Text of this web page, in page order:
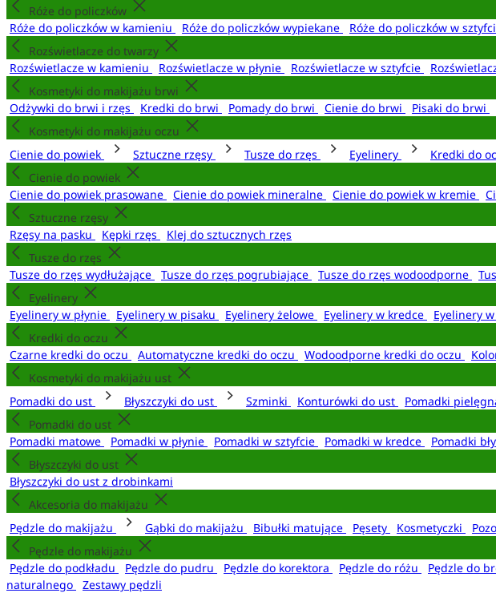
Róże do policzków
Róże do policzków w kamieniu
Róże do policzków wypiekane Róże do policzków w
Rozświetlacze do twarzy
Rozświetlacze w kamieniu
Rozświetlacze w płynie Rozświetlacze w sztyfcie
Kosmetyki do makijażu brwi
Odżywki do brwi i rzęs
Kredki do brwi Pomady do brwi Cienie do brwi Pisaki do brwi
Kosmetyki do makijażu oczu
Cienie do powiek
Sztuczne rzęsy Tusze do rzęs Eyelinery Kredki do
Cienie do powiek
Cienie do powiek prasowane
Cienie do powiek mineralne Cienie do powiek w kremie
Sztuczne rzęsy
Rzęsy na pasku
Kępki rzęs
Klej do sztucznych rzęs
Tusze do rzęs
Tusze do rzęs wydłużające
Tusze do rzęs pogrubiające Tusze do rzęs wodoodporne
Eyelinery
Eyelinery w płynie
Eyelinery w pisaku Eyelinery żelowe Eyelinery w kredce Eyelinery
Kredki do oczu
Czarne kredki do oczu
Automatyczne kredki do oczu Wodoodporne kredki do oczu
Kosmetyki do makijażu ust
Pomadki do ust
Błyszczyki do ust Szminki Konturówki do ust Pomadki
Pomadki do ust
Pomadki matowe
Pomadki w płynie Pomadki w sztyfcie Pomadki w kredce Pomadki
Błyszczyki do ust
Błyszczyki do ust z drobinkami
Akcesoria do makijażu
Pędzle do makijażu
Gąbki do makijażu Bibułki matujące Pęsety Kosmetyczki
Pędzle do makijażu
Pędzle do podkładu
Pędzle do pudru Pędzle do korektora Pędzle do różu Pędzle do
naturalnego
Zestawy pędzli